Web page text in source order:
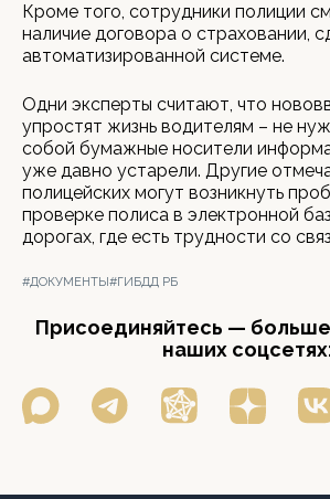
Кроме того, сотрудники полиции
наличие договора о страховании,
автоматизированной системе.
Одни эксперты считают, что
упростят жизнь водителям – не
собой бумажные носители
уже давно устарели. Другие
полицейских могут возникнуть
проверке полиса в электронной
дорогах, где есть трудности со
#ДОКУМЕНТЫ#ГИБДД РБ
Присоединяйтесь —
наших